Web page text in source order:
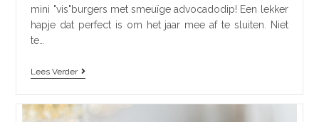
mini "vis"burgers met smeuïge advocadodip! Een lekker
hapje dat perfect is om het jaar mee af te sluiten. Niet
te…
Lees Verder